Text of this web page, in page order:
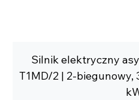
Silnik elektryczny
T1MD/2 | 2-biegunowy,